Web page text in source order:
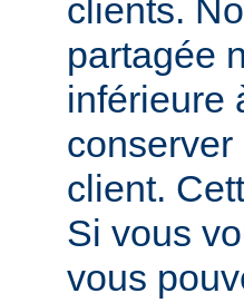
clients.
partagée
inférieure
client.
Si vous
vous